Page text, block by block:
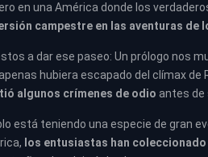
en una América donde los
campestre en las aventuras
a dar ese paseo: Un prólogo nos
hubiera escapado del clímax de
algunos crímenes de odio antes de
está teniendo una especie de gran
los entusiastas han